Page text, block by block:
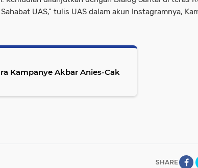
UAS," tulis UAS dalam akun Instagramnya,
Kampanye Akbar Anies-Cak
SHARE